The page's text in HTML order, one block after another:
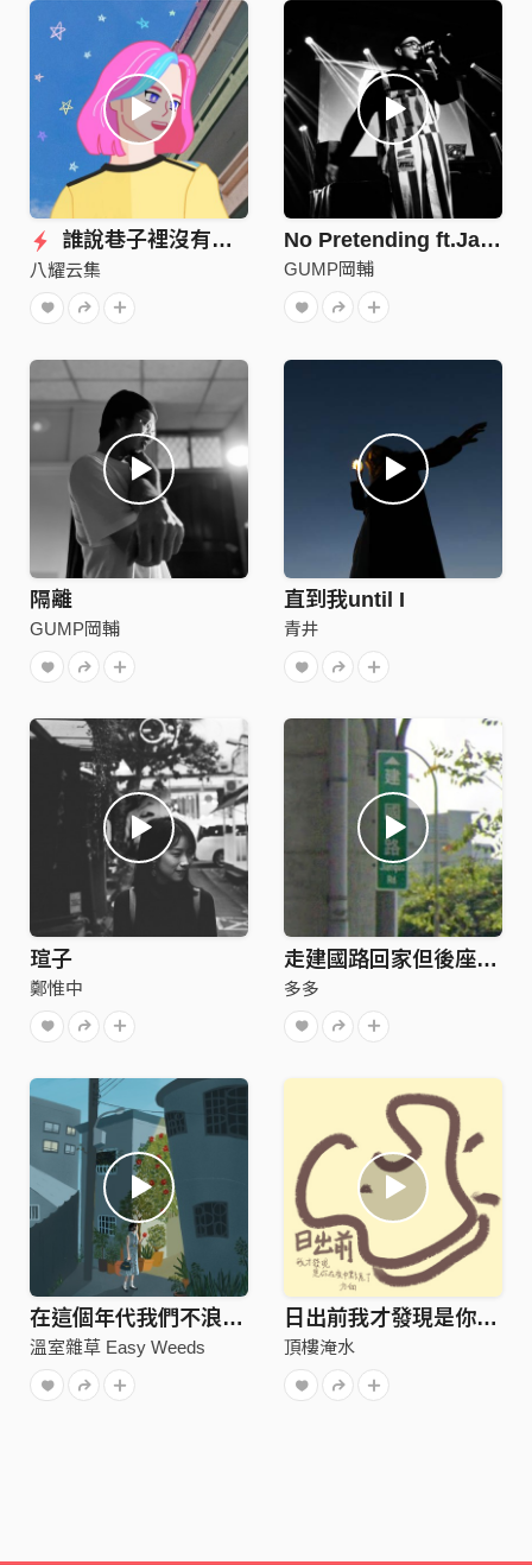
誰說巷子裡沒有星星
八耀云集
No Pretending ft.Jayhuana
GUMP岡輔
隔離
GUMP岡輔
直到我until I
青井
瑄子
鄭惟中
走建國路回家但後座少ㄌ泥
多多
在這個年代我們不浪漫 demo
溫室雜草 Easy Weeds
日出前我才發現是你在夜中點亮了方向
頂樓淹水